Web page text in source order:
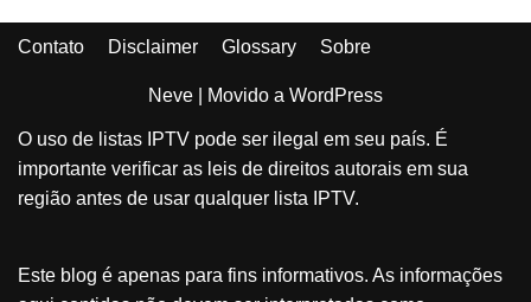
Contato Disclaimer Glossary Sobre
Neve | Movido a WordPress
O uso de listas IPTV pode ser ilegal em seu país. É
importante verificar as leis de direitos autorais em sua
região antes de usar qualquer lista IPTV.
Este blog é apenas para fins informativos. As informações